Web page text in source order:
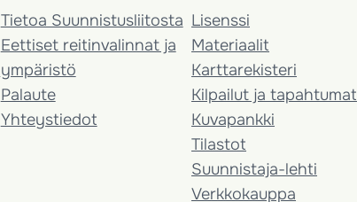
Tietoa Suunnistusliitosta
Eettiset reitinvalinnat ja
ympäristö
Palaute
Yhteystiedot
Lisenssi
Materiaalit
Karttarekisteri
Kilpailut ja tapahtumat
Kuvapankki
Tilastot
Suunnistaja-lehti
Verkkokauppa